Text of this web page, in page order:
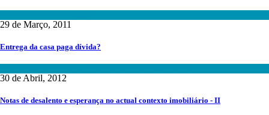
29 de Março, 2011
Entrega da casa paga dívida?
30 de Abril, 2012
Notas de desalento e esperança no actual contexto imobiliário - II